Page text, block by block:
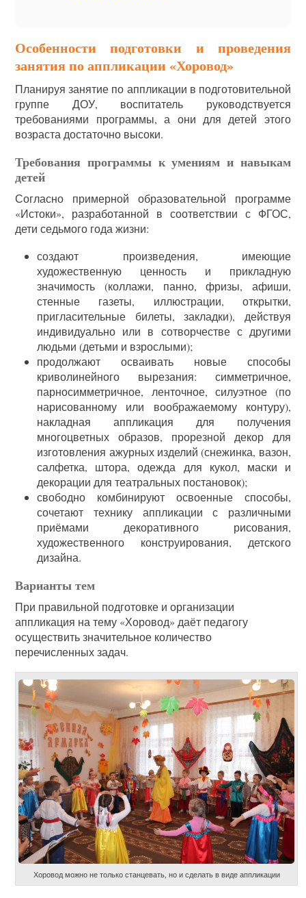
Особенности подготовки и проведения
занятия по аппликации «Хоровод»
Планируя занятие по аппликации в подготовительной
группе ДОУ, воспитатель руководствуется
требованиями программы, а они для детей этого
возраста достаточно высоки.
Требования программы к умениям и навыкам
детей
Согласно примерной образовательной программе
«Истоки», разработанной в соответствии с ФГОС,
дети седьмого года жизни:
создают произведения, имеющие
художественную ценность и прикладную
значимость (коллажи, панно, фризы, афиши,
стенные газеты, иллюстрации, открытки,
пригласительные билеты, закладки), действуя
индивидуально или в сотворчестве с другими
людьми (детьми и взрослыми);
продолжают осваивать новые способы
криволинейного вырезания: симметричное,
парносимметричное, ленточное, силуэтное (по
нарисованному или воображаемому контуру),
накладная аппликация для получения
многоцветных образов, прорезной декор для
изготовления ажурных изделий (снежинка, вазон,
салфетка, штора, одежда для кукол, маски и
декорации для театральных постановок);
свободно комбинируют освоенные способы,
сочетают технику аппликации с различными
приёмами декоративного рисования,
художественного конструирования, детского
дизайна.
Варианты тем
При правильной подготовке и организации
аппликация на тему «Хоровод» даёт педагогу
осуществить значительное количество
перечисленных задач.
Хоровод можно не только станцевать, но и сделать в виде аппликации